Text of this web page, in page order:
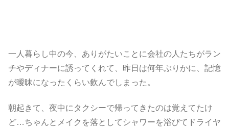
一人暮らし中の今、ありがたいことに会社の人たちがラン
チやディナーに誘ってくれて、昨日は何年ぶりかに、記憶
が曖昧になったくらい飲んでしまった。
朝起きて、夜中にタクシーで帰ってきたのは覚えてたけ
ど…ちゃんとメイクを落としてシャワーを浴びてドライヤ